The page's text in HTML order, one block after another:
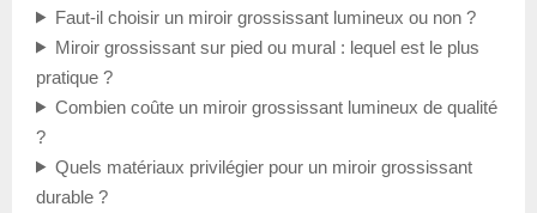
Faut-il choisir un miroir grossissant lumineux ou non ?
Miroir grossissant sur pied ou mural : lequel est le plus
pratique ?
Combien coûte un miroir grossissant lumineux de qualité
?
Quels matériaux privilégier pour un miroir grossissant
durable ?